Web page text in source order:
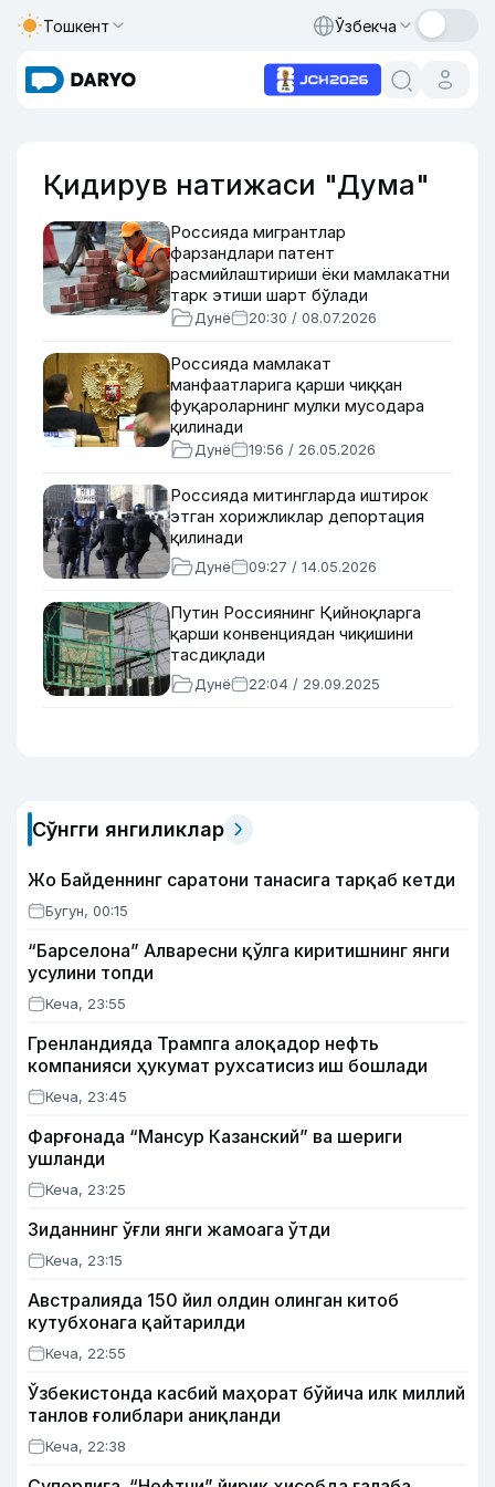
Тошкент Ўзбекча
Қидирув натижаси "Дума"
Россияда мигрантлар
фарзандлари патент
расмийлаштириши ёки мамлакатни
тарк этиши шарт бўлади
Дунё 20:30 / 08.07.2026
Россияда мамлакат
манфаатларига қарши чиққан
фуқароларнинг мулки мусодара
қилинади
Дунё 19:56 / 26.05.2026
Россияда митингларда иштирок
этган хорижликлар депортация
қилинади
Дунё 09:27 / 14.05.2026
Путин Россиянинг Қийноқларга
қарши конвенциядан чиқишини
тасдиқлади
Дунё 22:04 / 29.09.2025
Сўнгги янгиликлар
Жо Байденнинг саратони танасига тарқаб кетди
Бугун, 00:15
“Барселона” Алваресни қўлга киритишнинг янги
усулини топди
Кеча, 23:55
Гренландияда Трампга алоқадор нефть
компанияси ҳукумат рухсатисиз иш бошлади
Кеча, 23:45
Фарғонада “Мансур Казанский” ва шериги
ушланди
Кеча, 23:25
Зиданнинг ўғли янги жамоага ўтди
Кеча, 23:15
Австралияда 150 йил олдин олинган китоб
кутубхонага қайтарилди
Кеча, 22:55
Ўзбекистонда касбий маҳорат бўйича илк миллий
танлов ғолиблари аниқланди
Кеча, 22:38